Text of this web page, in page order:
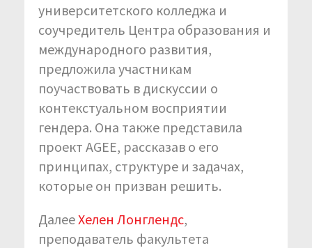
университетского колледжа и
соучредитель Центра образования и
международного развития,
предложила участникам
поучаствовать в дискуссии о
контекстуальном восприятии
гендера. Она также представила
проект AGEE, рассказав о его
принципах, структуре и задачах,
которые он призван решить.
ДалееХелен Лонглендс,
преподаватель факультета